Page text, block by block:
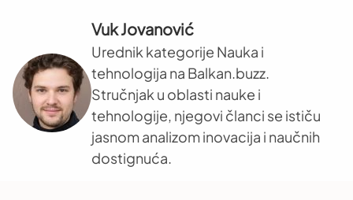
Vuk Jovanović
Urednik kategorije Nauka i
tehnologija na Balkan.buzz.
Stručnjak u oblasti nauke i
tehnologije, njegovi članci se ističu
jasnom analizom inovacija i naučnih
dostignuća.